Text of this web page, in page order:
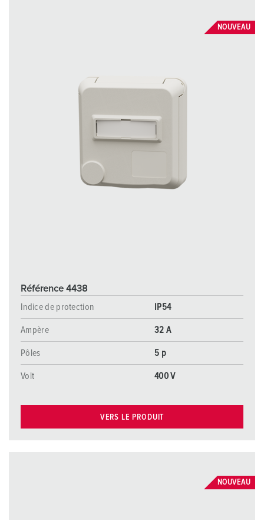
NOUVEAU
Référence 4438
Indice de protection
IP54
Ampère 32 A
Pôles 5 p
Volt 400 V
VERS LE PRODUIT
NOUVEAU